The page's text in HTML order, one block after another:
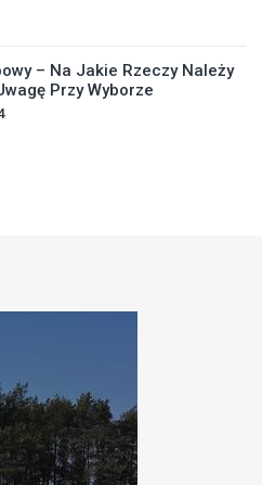
– Na Jakie Rzeczy Należy
Przy Wyborze